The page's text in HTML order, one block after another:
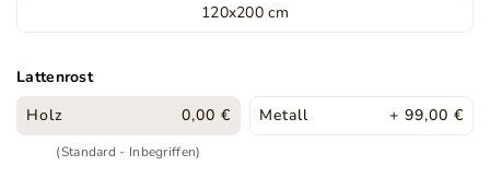
120x200 cm
Lattenrost
Holz
0,00 €
(Standard - Inbegriffen)
Metall + 99,00 €